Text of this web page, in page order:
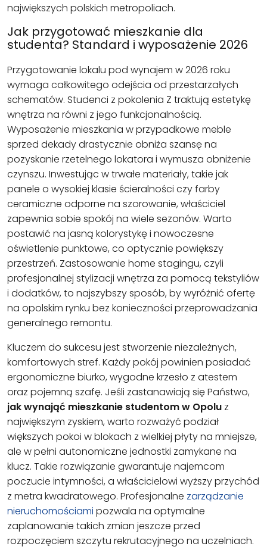
największych polskich metropoliach.
Jak przygotować mieszkanie dla
studenta? Standard i wyposażenie 2026
Przygotowanie lokalu pod wynajem w 2026 roku
wymaga całkowitego odejścia od przestarzałych
schematów. Studenci z pokolenia Z traktują estetykę
wnętrza na równi z jego funkcjonalnością.
Wyposażenie mieszkania w przypadkowe meble
sprzed dekady drastycznie obniża szansę na
pozyskanie rzetelnego lokatora i wymusza obniżenie
czynszu. Inwestując w trwałe materiały, takie jak
panele o wysokiej klasie ścieralności czy farby
ceramiczne odporne na szorowanie, właściciel
zapewnia sobie spokój na wiele sezonów. Warto
postawić na jasną kolorystykę i nowoczesne
oświetlenie punktowe, co optycznie powiększy
przestrzeń. Zastosowanie home stagingu, czyli
profesjonalnej stylizacji wnętrza za pomocą tekstyliów
i dodatków, to najszybszy sposób, by wyróżnić ofertę
na opolskim rynku bez konieczności przeprowadzania
generalnego remontu.
Kluczem do sukcesu jest stworzenie niezależnych,
komfortowych stref. Każdy pokój powinien posiadać
ergonomiczne biurko, wygodne krzesło z atestem
oraz pojemną szafę. Jeśli zastanawiają się Państwo,
jak wynająć mieszkanie studentom w Opolu z
największym zyskiem, warto rozważyć podział
większych pokoi w blokach z wielkiej płyty na mniejsze,
ale w pełni autonomiczne jednostki zamykane na
klucz. Takie rozwiązanie gwarantuje najemcom
poczucie intymności, a właścicielowi wyższy przychód
z metra kwadratowego. Profesjonalne zarządzanie
nieruchomościami pozwala na optymalne
zaplanowanie takich zmian jeszcze przed
rozpoczęciem szczytu rekrutacyjnego na uczelniach.